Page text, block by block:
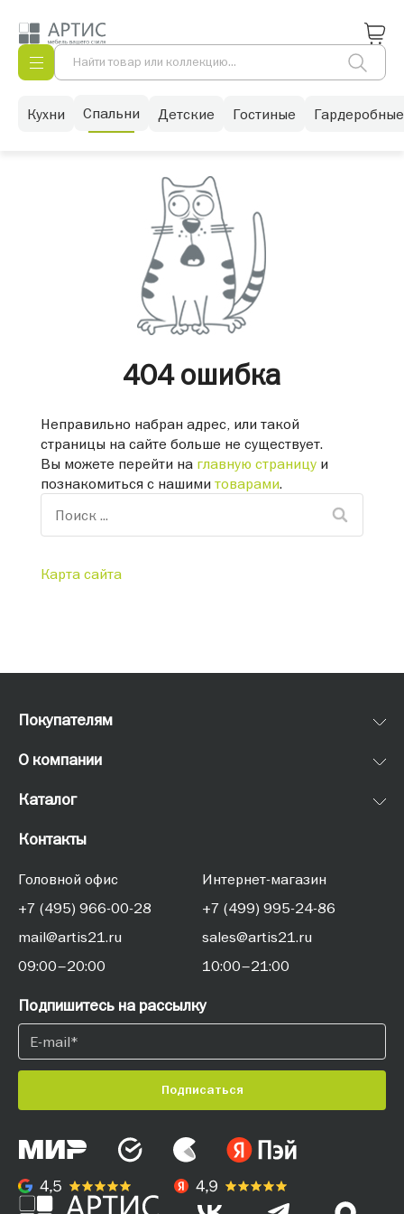
Кухни Спальни Детские Гостиные Гардеробные
404 ошибка
Неправильно набран адрес, или такой
страницы на сайте больше не существует.
Вы можете перейти на главную страницуи
познакомиться с нашими товарами.
Карта сайта
Покупателям
О компании
Каталог
Контакты
Головной офис
+7 (495) 966-00-28
mail@artis21.ru
09:00–20:00
Интернет-магазин
+7 (499) 995-24-86
sales@artis21.ru
10:00–21:00
Подпишитесь на рассылку
Подписаться